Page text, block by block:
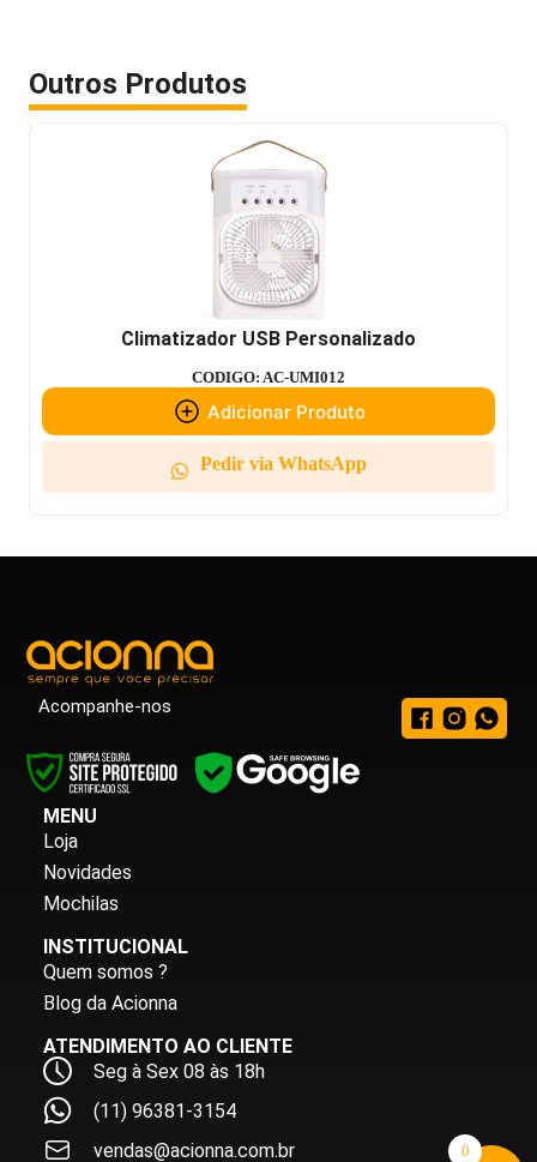
Outros Produtos
Climatizador USB Personalizado
CODIGO: AC-UMI012
Adicionar Produto
Pedir via WhatsApp
Acompanhe-nos
MENU
Loja
Novidades
Mochilas
INSTITUCIONAL
Quem somos ?
Blog da Acionna
ATENDIMENTO AO CLIENTE
Seg à Sex 08 às 18h
(11) 96381-3154
vendas@acionna.com.br
0